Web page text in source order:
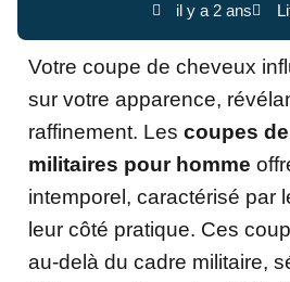
il y a 2 ans
Votre coupe de cheveux
sur votre apparence,
raffinement. Les coupes
militaires pour homme
intemporel, caractérisé par
leur côté pratique. Ces
au-delà du cadre militaire,